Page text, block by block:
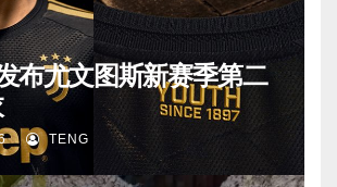
布尤文图斯新赛季第二
TENG